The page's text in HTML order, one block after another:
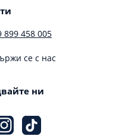
899 458 005
се с нас
ни